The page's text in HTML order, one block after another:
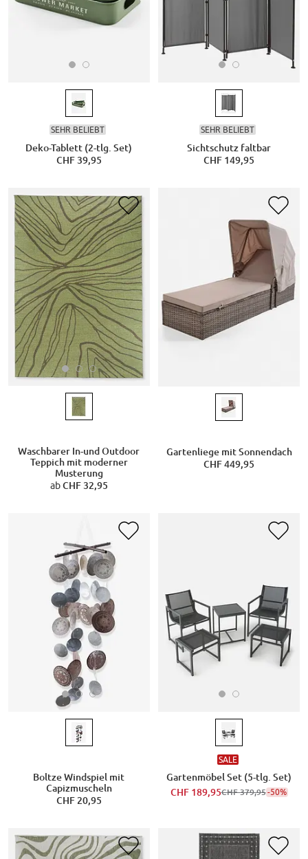
SEHR BELIEBT
Deko-Tablett (2-tlg. Set)
CHF 39,95
SEHR BELIEBT
Sichtschutz faltbar
CHF 149,95
Waschbarer In-und Outdoor
Teppich mit moderner
Musterung
abCHF 32,95
Gartenliege mit Sonnendach
CHF 449,95
Boltze Windspiel mit
Capizmuscheln
CHF 20,95
SALE
Gartenmöbel Set (5-tlg. Set)
CHF 189,95CHF 379,95-50%